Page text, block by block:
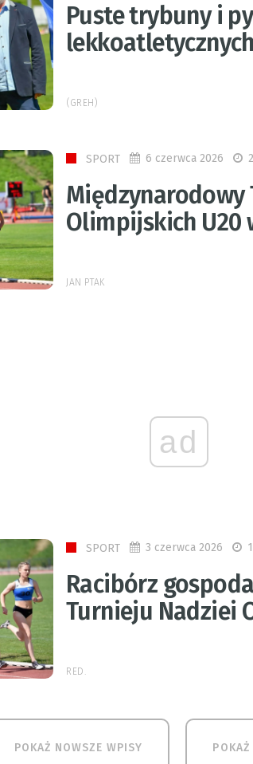
Puste trybuny i
(GREH)
SPORT 6 czerwca 2026
Międzynarodowy
Olimpijskich U20
JAN PTAK
ad
SPORT 3 czerwca 2026
Racibórz
Turnieju Nadziei
RED.
POKAŻ NOWSZE WPISY